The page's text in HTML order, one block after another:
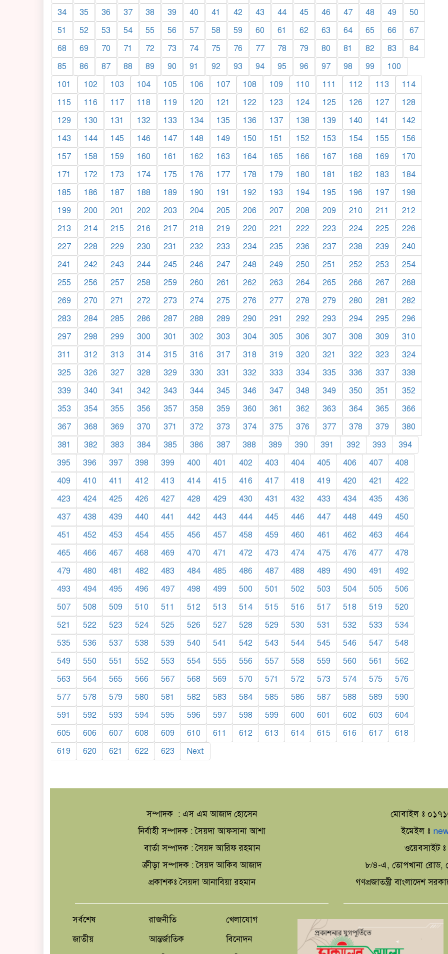
34
35 36 37 38 39 40 41 42 43 44 45 46 47 48 49
50
51
52 53 54 55 56 57 58 59 60 61 62 63 64 65 66
67
68
69 70 71 72 73 74 75 76 77 78 79 80 81 82 83
84
85
86 87 88 89 90 91 92 93 94 95 96 97 98 99
100
101
102 103 104 105 106 107 108 109 110 111 112 113
114
115
116 117 118 119 120 121 122 123 124 125 126 127
128
129
130 131 132 133 134 135 136 137 138 139 140 141
142
143
144 145 146 147 148 149 150 151 152 153 154 155
156
157
158 159 160 161 162 163 164 165 166 167 168 169
170
171
172 173 174 175 176 177 178 179 180 181 182 183
184
185
186 187 188 189 190 191 192 193 194 195 196 197
198
199
200 201 202 203 204 205 206 207 208 209 210 211
212
213
214 215 216 217 218 219 220 221 222 223 224 225
226
227
228 229 230 231 232 233 234 235 236 237 238 239
240
241
242 243 244 245 246 247 248 249 250 251 252 253
254
255
256 257 258 259 260 261 262 263 264 265 266 267
268
269
270 271 272 273 274 275 276 277 278 279 280 281
282
283
284 285 286 287 288 289 290 291 292 293 294 295
296
297
298 299 300 301 302 303 304 305 306 307 308 309
310
311
312 313 314 315 316 317 318 319 320 321 322 323
324
325
326 327 328 329 330 331 332 333 334 335 336 337
338
339
340 341 342 343 344 345 346 347 348 349 350 351
352
353
354 355 356 357 358 359 360 361 362 363 364 365
366
367
368 369 370 371 372 373 374 375 376 377 378 379
380
381
382 383 384 385 386 387 388 389 390 391 392 393
394
395
396 397 398 399 400 401 402 403 404 405 406 407
408
409
410 411 412 413 414 415 416 417 418 419 420 421
422
423
424 425 426 427 428 429 430 431 432 433 434 435
436
437
438 439 440 441 442 443 444 445 446 447 448 449
450
451
452 453 454 455 456 457 458 459 460 461 462 463
464
465
466 467 468 469 470 471 472 473 474 475 476 477
478
479
480 481 482 483 484 485 486 487 488 489 490 491
492
493
494 495 496 497 498 499 500 501 502 503 504 505
506
507
508 509 510 511 512 513 514 515 516 517 518 519
520
521
522 523 524 525 526 527 528 529 530 531 532 533
534
535
536 537 538 539 540 541 542 543 544 545 546 547
548
549
550 551 552 553 554 555 556 557 558 559 560 561
562
563
564 565 566 567 568 569 570 571 572 573 574 575
576
577
578 579 580 581 582 583 584 585 586 587 588 589
590
591
592 593 594 595 596 597 598 599 600 601 602 603
604
605
606 607 608 609 610 611 612 613 614 615 616 617
618
619
620 621 622 623 Next
সম্পাদক : এস এম আজাদ হোসেন
নির্বাহী সম্পাদক : সৈয়দা আফসানা আশা
বার্তা সম্পাদক : সৈয়দ আরিফ রহমান
ক্রীড়া সম্পাদক : সৈয়দ আকিব আজাদ
প্রকাশকঃ সৈয়দা আনাবিয়া রহমান
মোবাইল ঃ
ইমেইল ঃ
ওয়েবসাইট ঃ
৮/৪-এ, তোপখানা রোড,
গণপ্রজাতন্ত্রী বাংলাদেশ
সর্বশেষ
জাতীয়
রাজনীতি
আন্তর্জাতিক
খেলাযোগ
বিনোদন